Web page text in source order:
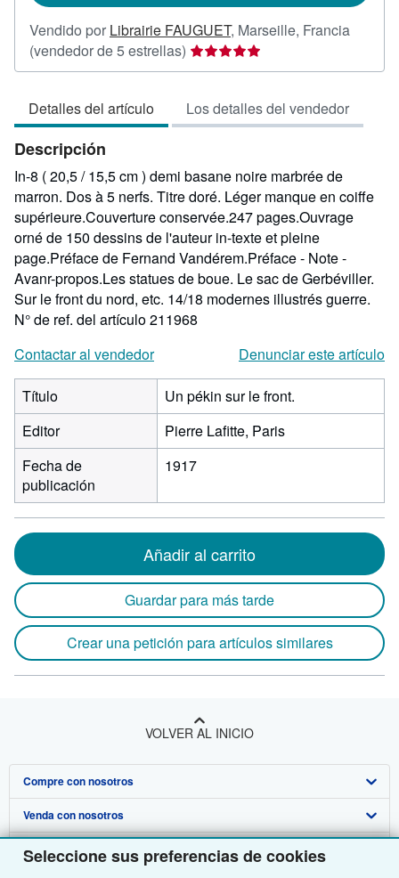
Seleccione sus preferencias de cookies
Vendido por Librairie FAUGUET, Marseille, Francia
(vendedor de 5 estrellas) Calificación
del
5
de
estrellas
Detalles del artículo Los detalles del vendedor
Descripción
In-8 ( 20,5 / 15,5 cm ) demi basane noire marbrée de
marron. Dos à 5 nerfs. Titre doré. Léger manque en coiffe
supérieure.Couverture conservée.247 pages.Ouvrage
orné de 150 dessins de l'auteur in-texte et pleine
page.Préface de Fernand Vandérem.Préface - Note -
Avanr-propos.Les statues de boue. Le sac de Gerbéviller.
Sur le front du nord, etc. 14/18 modernes illustrés guerre.
N° de ref. del artículo 211968
Contactar al vendedor
Denunciar este artículo
Título
Un pékin sur le front.
Editor
Pierre Lafitte, Paris
Fecha de
publicación
1917
Añadir al carrito
Guardar para más tarde
Crear una petición para artículos similares
VOLVER AL INICIO
Compre con nosotros
Búsqueda avanzada
Colecciones
Venda con nosotros
Comenzar a vender
Sobre nosotros